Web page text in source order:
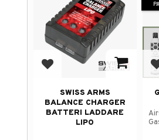
Add to favorites
SWISS ARMS
BALANCE CHARGER
BATTERI LADDARE
LIPO